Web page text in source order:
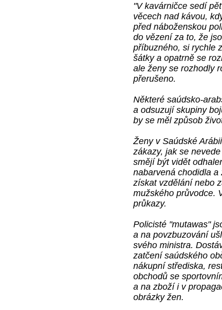
"V kavárničce sedí
věcech nad kávou,
před náboženskou
do vězení za to, že
příbuzného, si rychle
šátky a opatrně se
ale ženy se rozhodly
přerušeno.
Některé saúdsko-
a odsuzují skupiny
by se měl způsob
Ženy v Saúdské
zákazy, jak se
smějí být vidět
nabarvená chodidla
získat vzdělání nebo
mužského průvodce.
průkazy.
Policisté "mutawas"
a na povzbuzování
svého ministra.
zatčení saúdského
nákupní střediska,
obchodů se
a na zboží i v
obrázky žen.